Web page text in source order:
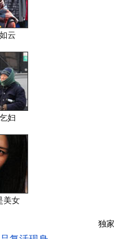
云
妇
美女
独